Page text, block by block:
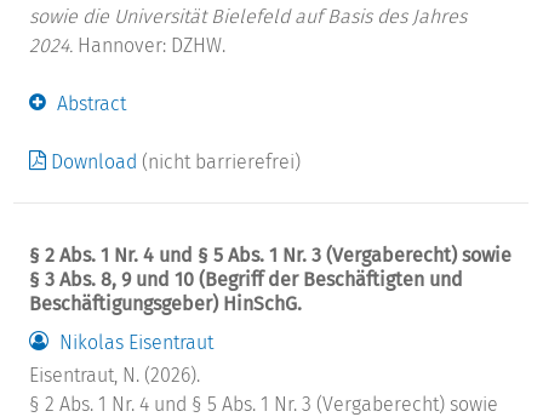
sowie die Universität Bielefeld auf Basis des Jahres
2024. Hannover: DZHW.
Abstract
Download (nicht barrierefrei)
§ 2 Abs. 1 Nr. 4 und § 5 Abs. 1 Nr. 3 (Vergaberecht) sowie
§ 3 Abs. 8, 9 und 10 (Begriff der Beschäftigten und
Beschäftigungsgeber) HinSchG.
Nikolas Eisentraut
Eisentraut, N. (2026).
§ 2 Abs. 1 Nr. 4 und § 5 Abs. 1 Nr. 3 (Vergaberecht) sowie